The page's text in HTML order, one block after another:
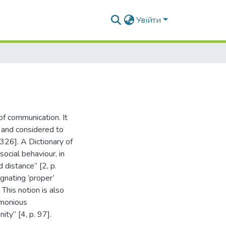
Увійти
communication. It
considered to
A Dictionary of
behaviour, in
distance” [2, p.
‘proper’
notion is also
[4, p. 97].